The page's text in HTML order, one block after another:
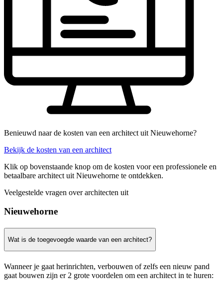
Benieuwd naar de kosten van een architect uit Nieuwehorne?
Bekijk de kosten van een architect
Klik op bovenstaande knop om de kosten voor een professionele en
betaalbare architect uit Nieuwehorne te ontdekken.
Veelgestelde vragen over architecten uit
Nieuwehorne
Wat is de toegevoegde waarde van een architect?
Wanneer je gaat herinrichten, verbouwen of zelfs een nieuw pand
gaat bouwen zijn er 2 grote voordelen om een architect in te huren: